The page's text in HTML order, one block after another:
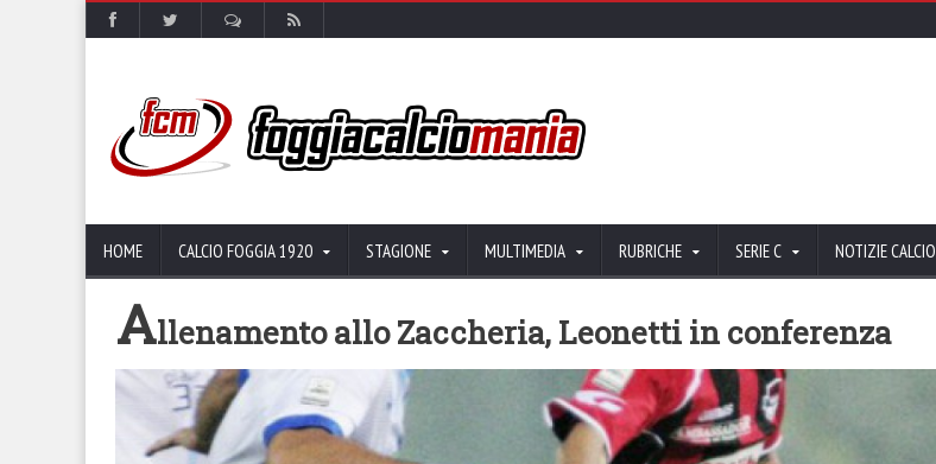
HOME CALCIO FOGGIA 1920 STAGIONE MULTIMEDIA RUBRICHE SERIE C NOTIZIE CALCIO
Allenamento allo Zaccheria, Leonetti in conferenza